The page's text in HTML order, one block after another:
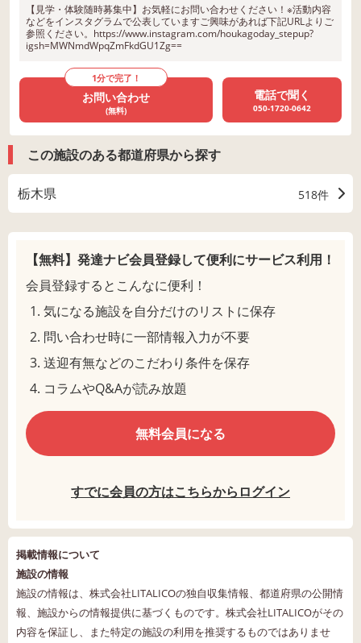
【見学・体験随時募集中】お気軽にお問い合わせください！※活動内容
などをインスタグラムで公表していますご興味があれば下記URLよりご
参照ください。https://www.instagram.com/houkagoday_stepup?
igsh=MWNmdWpqZmFkdGU1Zg==
1分で完了！
お問い合わせ
(無料)
電話で聞く
050-1720-0642
この施設のある都道府県から探す
栃木県 518件
【無料】発達ナビ会員登録して便利にサービス利用！
会員登録するとこんなに便利！
気になる施設を自分だけのリストに保存
問い合わせ時に一部情報入力が不要
送迎有無などのこだわり条件を保存
コラムやQ&Aが読み放題
無料会員になる
すでに会員の方はこちらからログイン
掲載情報について
施設の情報
施設の情報は、株式会社LITALICOの独自収集情報、都道府県の公開情
報、施設からの情報提供に基づくものです。株式会社LITALICOがその
内容を保証し、また特定の施設の利用を推奨するものではありませ